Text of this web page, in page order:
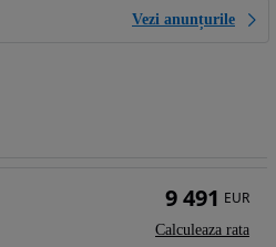
Vezi anunțurile
9 491 EUR
Calculeaza rata